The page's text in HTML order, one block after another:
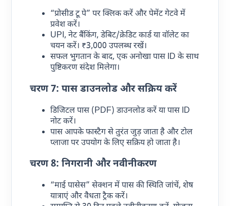
“प्रोसीड टू पे” पर क्लिक करें और पेमेंट गेटवे में
प्रवेश करें।
UPI, नेट बैंकिंग, डेबिट/क्रेडिट कार्ड या वॉलेट का
चयन करें। ₹3,000 उपलब्ध रखें।
सफल भुगतान के बाद, एक अनोखा पास ID के साथ
पुष्टिकरण संदेश मिलेगा।
चरण 7: पास डाउनलोड और सक्रिय करें
डिजिटल पास (PDF) डाउनलोड करें या पास ID
नोट करें।
पास आपके फास्टैग से तुरंत जुड़ जाता है और टोल
प्लाजा पर उपयोग के लिए सक्रिय हो जाता है।
चरण 8: निगरानी और नवीनीकरण
“माई पासेस” सेक्शन में पास की स्थिति जांचें, शेष
यात्राएं और वैधता ट्रैक करें।